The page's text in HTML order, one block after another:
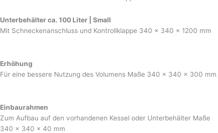
Unterbehälter ca. 100 Liter | Small
Mit Schneckenanschluss und Kontrollklappe 340 x 340 x 1200 mm
Erhöhung
Für eine bessere Nutzung des Volumens Maße 340 x 340 x 300 mm
Einbaurahmen
Zum Aufbau auf den vorhandenen Kessel oder Unterbehälter Maße
340 x 340 x 40 mm